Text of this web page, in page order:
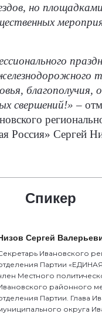
но
свершений!» –
Россия» Сергей
Спикер
Сергей
Ивановского
Партии
Местного
районного
Партии. Глава
округа